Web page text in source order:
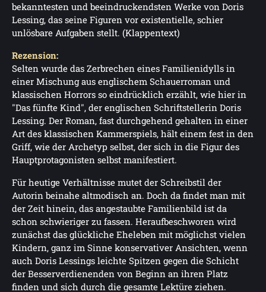
bekanntesten und beeindruckendsten Werke von Doris
Lessing, das seine Figuren vor existentielle, schier
unlösbare Aufgaben stellt. (Klappentext)
Rezension:
Selten wurde das Zerbrechen eines Familienidylls in
einer Mischung aus englischem Schauerroman und
klassischen Horrors so eindrücklich erzählt, wie hier in
"Das fünfte Kind", der englischen Schriftstellerin Doris
Lessing. Der Roman, fast durchgehend gehalten in einer
Art des klassischen Kammerspiels, hält einem fest in den
Griff, wie der Archetyp selbst, der sich in die Figur des
Hauptprotagonisten selbst manifestiert.
Für heutige Verhältnisse mutet der Schreibstil der
Autorin beinahe altmodisch an. Doch da findet man mit
der Zeit hinein, das angestaubte Familienbild ist da
schon schwieriger zu fassen. Heraufbeschworen wird
zunächst das glückliche Eheleben mit möglichst vielen
Kindern, ganz im Sinne konservativer Ansichten, wenn
auch Doris Lessings leichte Spitzen gegen die Schicht
der Besserverdienenden von Beginn an ihren Platz
finden und sich durch die gesamte Lektüre ziehen.